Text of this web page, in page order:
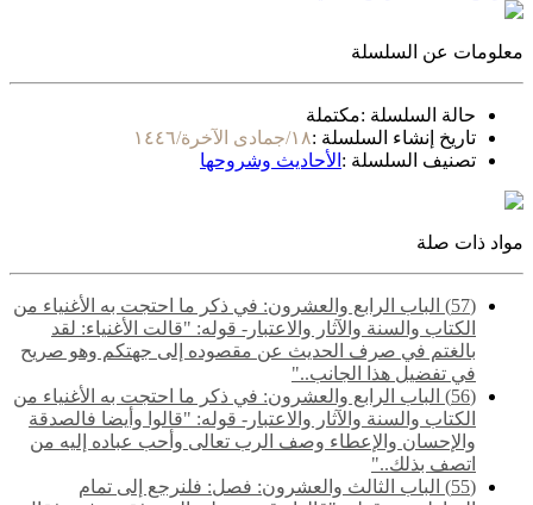
معلومات عن السلسلة
حالة السلسلة :مكتملة
تاريخ إنشاء السلسلة :١٨/جمادى الآخرة/١٤٤٦
تصنيف السلسلة : الأحاديث وشروحها
مواد ذات صلة
(57) الباب الرابع والعشرون: في ذكر ما احتجت به الأغنياء من
الكتاب والسنة والآثار والاعتبار- قوله: "قالت الأغنياء: لقد
بالغتم في صرف الحديث عن مقصوده إلى جهتكم وهو صريح
في تفضيل هذا الجانب.."
(56) الباب الرابع والعشرون: في ذكر ما احتجت به الأغنياء من
الكتاب والسنة والآثار والاعتبار- قوله: "قالوا وأيضا فالصدقة
والإحسان والإعطاء وصف الرب تعالى وأحب عباده إليه من
اتصف بذلك.."
(55) ‌‌الباب الثالث والعشرون: فصل: فلنرجع إلى تمام